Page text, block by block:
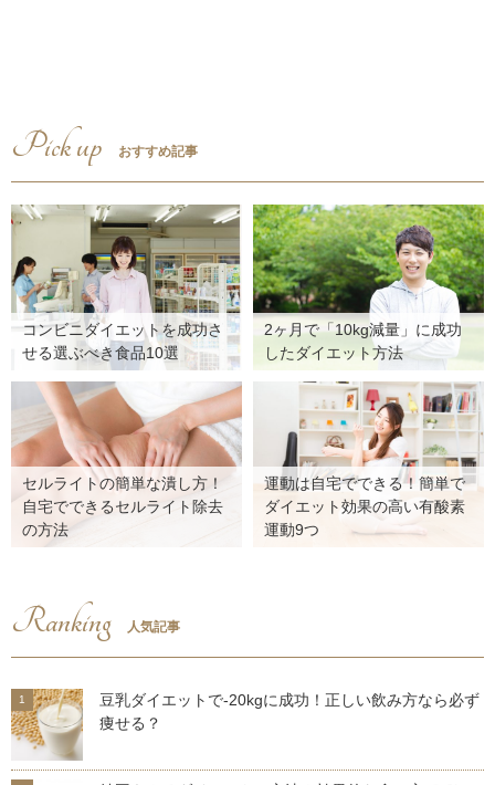
Pick up おすすめ記事
コンビニダイエットを成功さ
せる選ぶべき食品10選
2ヶ月で「10kg減量」に成功
したダイエット方法
セルライトの簡単な潰し方！
自宅でできるセルライト除去
の方法
運動は自宅でできる！簡単で
ダイエット効果の高い有酸素
運動9つ
Ranking 人気記事
豆乳ダイエットで-20kgに成功！正しい飲み方なら必ず
痩せる？